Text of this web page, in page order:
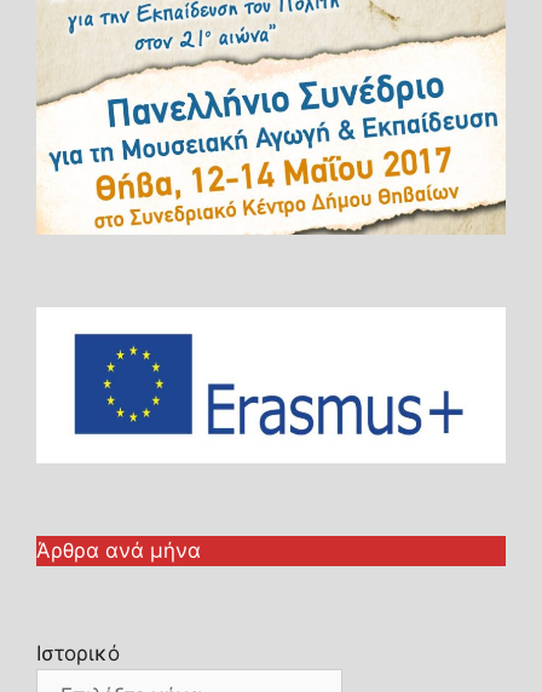
Άρθρα ανά μήνα
Ιστορικό